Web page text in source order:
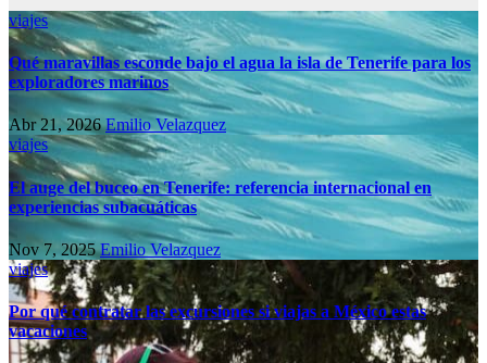
viajes
Qué maravillas esconde bajo el agua la isla de Tenerife para los
exploradores marinos
Abr 21, 2026Emilio Velazquez
viajes
El auge del buceo en Tenerife: referencia internacional en
experiencias subacuáticas
Nov 7, 2025Emilio Velazquez
viajes
Por qué contratar las excursiones si viajas a México estas
vacaciones